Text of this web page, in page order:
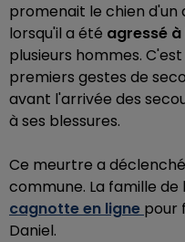
promenait le chien d'un
lorsqu'il a été agressé
plusieurs hommes.
premiers gestes de
avant l'arrivée des
à ses blessures.
Ce meurtre a
commune. La famille
cagnotte en ligne pour
Daniel.